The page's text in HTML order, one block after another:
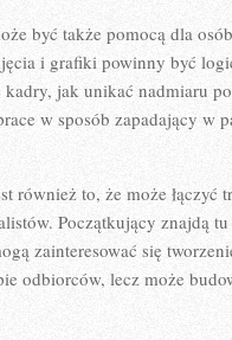
być także pomocą dla
i grafiki powinny być
kadry, jak unikać nadmiaru
w sposób zapadający w
również to, że może
Początkujący znajdą
zainteresować się
odbiorców, lecz może